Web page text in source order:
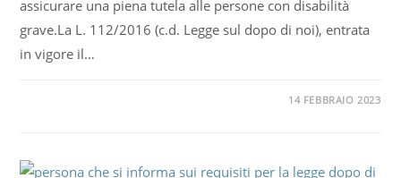
assicurare una piena tutela alle persone con disabilità
grave.La L. 112/2016 (c.d. Legge sul dopo di noi), entrata
in vigore il…
14 FEBBRAIO 2023